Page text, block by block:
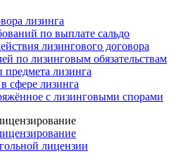
лизинга
по выплате сальдо
лизингового договора
по лизинговым обязательствам
лизинга
сфере лизинга
с лизинговыми спорами
лицензии